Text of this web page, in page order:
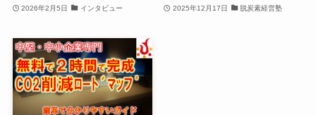
2026年2月5日 インタビュー 2025年12月17日 脱炭素経営塾